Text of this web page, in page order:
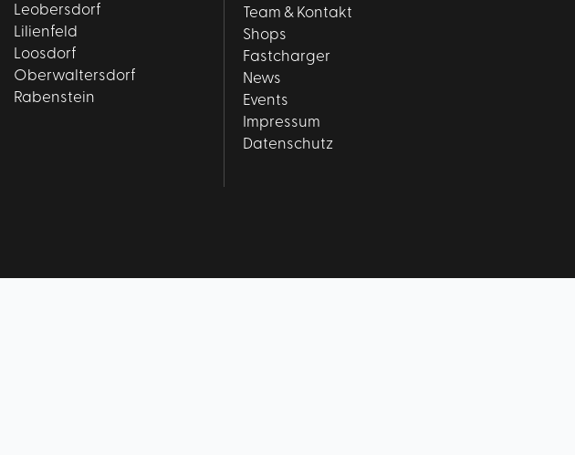
Leobersdorf
Lilienfeld
Loosdorf
Oberwaltersdorf
Rabenstein
Team & Kontakt
Shops
Fastcharger
News
Events
Impressum
Datenschutz